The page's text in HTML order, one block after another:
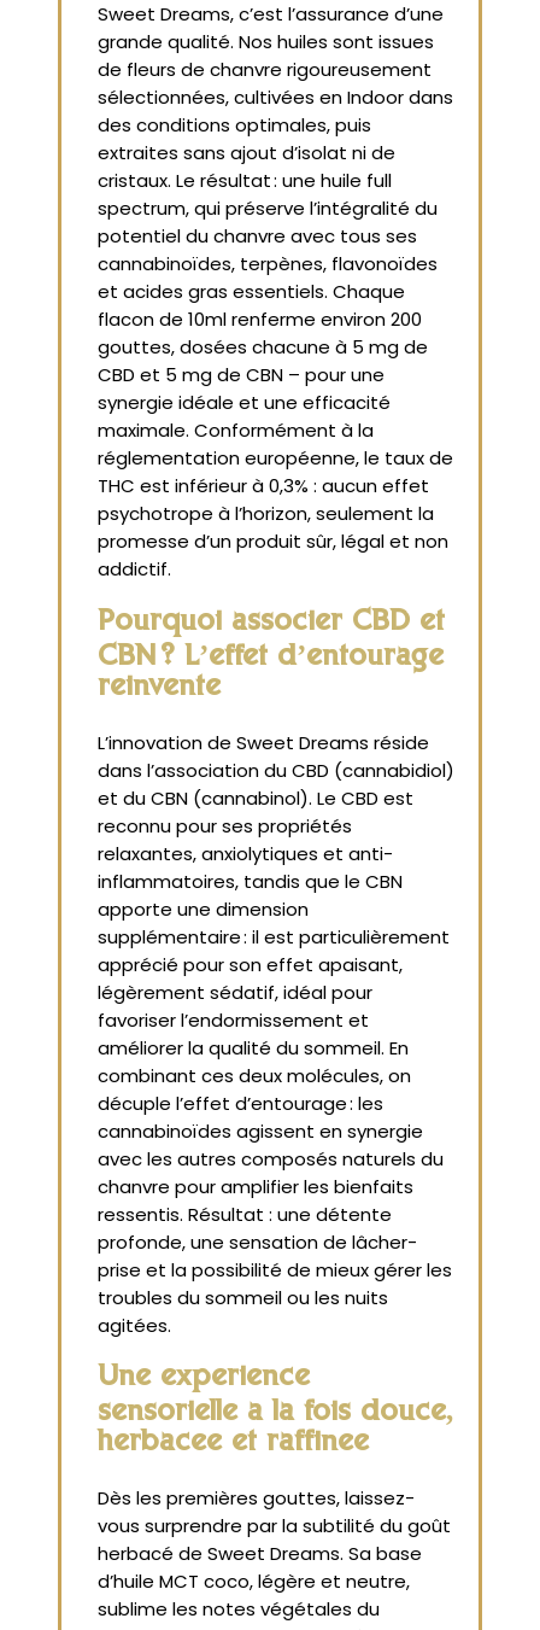
Sweet Dreams, c’est l’assurance d’une
grande qualité. Nos huiles sont issues
de fleurs de chanvre rigoureusement
sélectionnées, cultivées en Indoor dans
des conditions optimales, puis
extraites sans ajout d’isolat ni de
cristaux. Le résultat : une huile full
spectrum, qui préserve l’intégralité du
potentiel du chanvre avec tous ses
cannabinoïdes, terpènes, flavonoïdes
et acides gras essentiels. Chaque
flacon de 10ml renferme environ 200
gouttes, dosées chacune à 5 mg de
CBD et 5 mg de CBN – pour une
synergie idéale et une efficacité
maximale. Conformément à la
réglementation européenne, le taux de
THC est inférieur à 0,3% : aucun effet
psychotrope à l’horizon, seulement la
promesse d’un produit sûr, légal et non
addictif.
Pourquoi associer CBD et
CBN ? L’effet d’entourage
réinventé
L’innovation de Sweet Dreams réside
dans l’association du CBD (cannabidiol)
et du CBN (cannabinol). Le CBD est
reconnu pour ses propriétés
relaxantes, anxiolytiques et anti-
inflammatoires, tandis que le CBN
apporte une dimension
supplémentaire : il est particulièrement
apprécié pour son effet apaisant,
légèrement sédatif, idéal pour
favoriser l’endormissement et
améliorer la qualité du sommeil. En
combinant ces deux molécules, on
décuple l’effet d’entourage : les
cannabinoïdes agissent en synergie
avec les autres composés naturels du
chanvre pour amplifier les bienfaits
ressentis. Résultat : une détente
profonde, une sensation de lâcher-
prise et la possibilité de mieux gérer les
troubles du sommeil ou les nuits
agitées.
Une expérience
sensorielle à la fois douce,
herbacée et raffinée
Dès les premières gouttes, laissez-
vous surprendre par la subtilité du goût
herbacé de Sweet Dreams. Sa base
d’huile MCT coco, légère et neutre,
sublime les notes végétales du